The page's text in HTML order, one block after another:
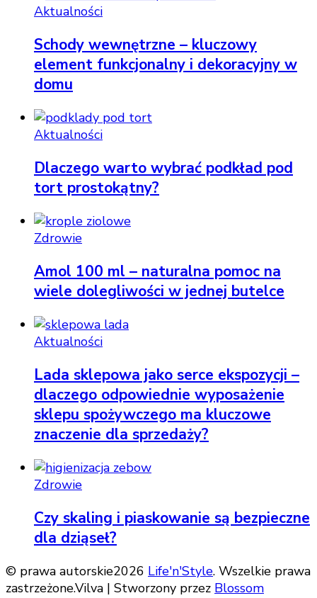
Aktualności
Schody wewnętrzne – kluczowy
element funkcjonalny i dekoracyjny w
domu
Aktualności
Dlaczego warto wybrać podkład pod
tort prostokątny?
Zdrowie
Amol 100 ml – naturalna pomoc na
wiele dolegliwości w jednej butelce
Aktualności
Lada sklepowa jako serce ekspozycji –
dlaczego odpowiednie wyposażenie
sklepu spożywczego ma kluczowe
znaczenie dla sprzedaży?
Zdrowie
Czy skaling i piaskowanie są bezpieczne
dla dziąseł?
© prawa autorskie2026 Life'n'Style. Wszelkie prawa
zastrzeżone.Vilva | Stworzony przez Blossom